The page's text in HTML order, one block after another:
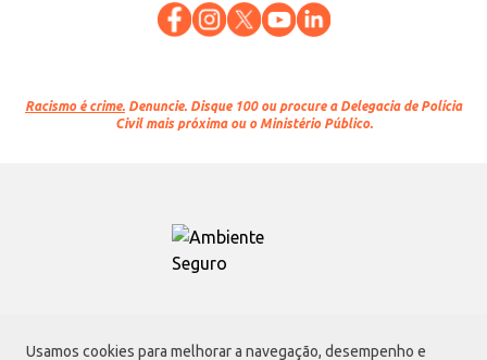
Usamos cookies para melhorar a navegação, desempenho e
Racismo é crime. Denuncie. Disque 100 ou procure a Delegacia de Polícia
Civil mais próxima ou o Ministério Público.
Atacadão S.A.